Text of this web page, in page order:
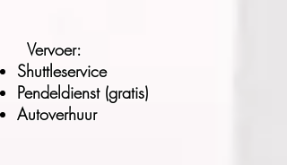
Vervoer:
Shuttleservice
Pendeldienst (gratis)
Autoverhuur